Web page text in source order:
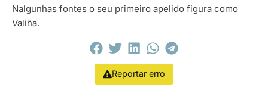
Nalgunhas fontes o seu primeiro apelido figura como
Valiña.
Reportar erro